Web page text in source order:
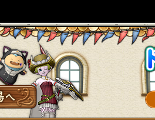
冒険者の広場へ